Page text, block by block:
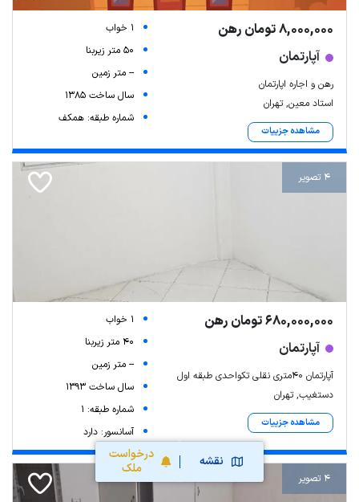
نقشه
درخواست
ملک
8,000,000 تومان رهن
آپارتمان
رهن و اجاره اپارتمان
استاد معین, تهران
مشاهده جزییات
1 خواب
50 متر زیربنا
-- متر زمین
سال ساخت 1385
شماره طبقه: همکف
4 تصویر
680,000,000 تومان رهن
آپارتمان
آپارتمان ۴۰متری نقلی تکواحدی طبقه اول
دستغیب, تهران
مشاهده جزییات
1 خواب
40 متر زیربنا
-- متر زمین
سال ساخت 1393
شماره طبقه: 1
آسانسور: دارد
4 تصویر